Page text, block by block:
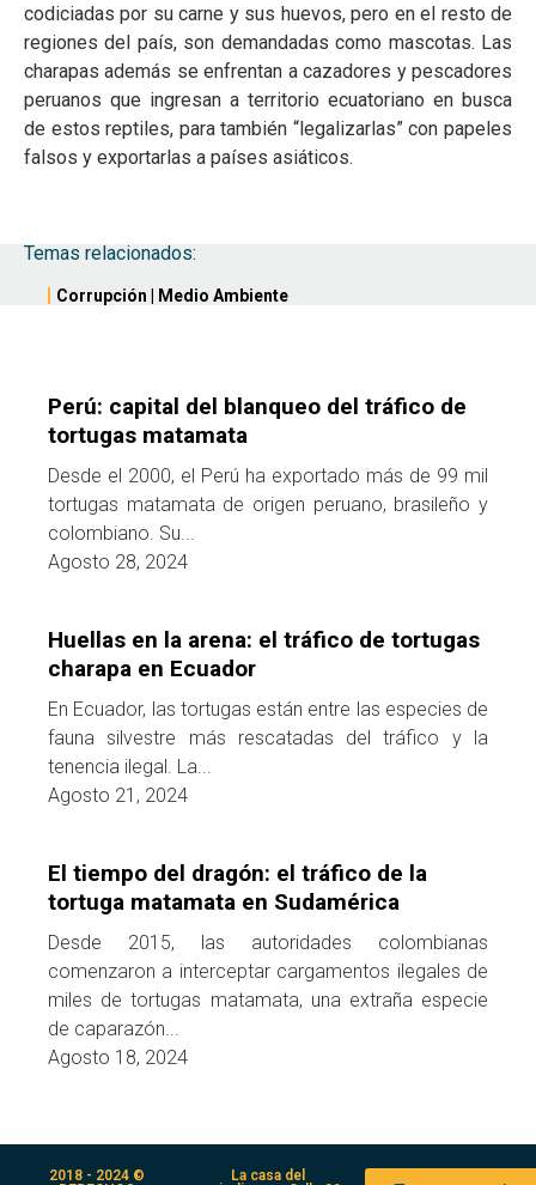
codiciadas por su carne y sus huevos, pero en el resto de
regiones del país, son demandadas como mascotas. Las
charapas además se enfrentan a cazadores y pescadores
peruanos que ingresan a territorio ecuatoriano en busca
de estos reptiles, para también “legalizarlas” con papeles
falsos y exportarlas a países asiáticos.
Temas relacionados:
Corrupción | Medio Ambiente
Perú: capital del blanqueo del tráfico de
tortugas matamata
Desde el 2000, el Perú ha exportado más de 99 mil
tortugas matamata de origen peruano, brasileño y
colombiano. Su...
Agosto 28, 2024
Huellas en la arena: el tráfico de tortugas
charapa en Ecuador
En Ecuador, las tortugas están entre las especies de
fauna silvestre más rescatadas del tráfico y la
tenencia ilegal. La...
Agosto 21, 2024
El tiempo del dragón: el tráfico de la
tortuga matamata en Sudamérica
Desde 2015, las autoridades colombianas
comenzaron a interceptar cargamentos ilegales de
miles de tortugas matamata, una extraña especie
de caparazón...
Agosto 18, 2024
2018 - 2024 ©
La casa del